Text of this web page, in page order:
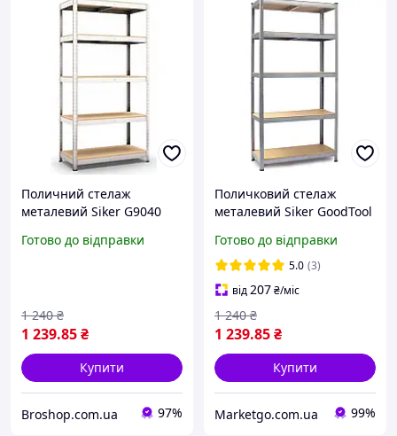
Поличний стелаж
металевий Siker G9040
гаража (пристінний з
Готово до відправки
1 239.85₴
1 240 ₴
Купити
Broshop.com.ua 97%
Поличковий стелаж
металевий Siker GoodTool
з полицями для гаража
M_5656
Готово до відправки
5.0 (3)
від207₴/міс
1 239.85₴
1 240 ₴
Купити
Marketgo.com.ua 99%